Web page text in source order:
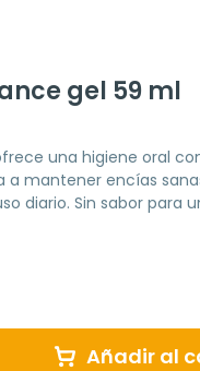
gel 59 ml
una higiene oral
mantener encías
diario. Sin sabor para
Añadir al